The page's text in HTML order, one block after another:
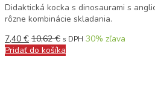
Didaktická kocka s dinosaurami s
rôzne kombinácie skladania.
7,40 € 10,62€ s DPH 30% zľava
Pridať do košíka